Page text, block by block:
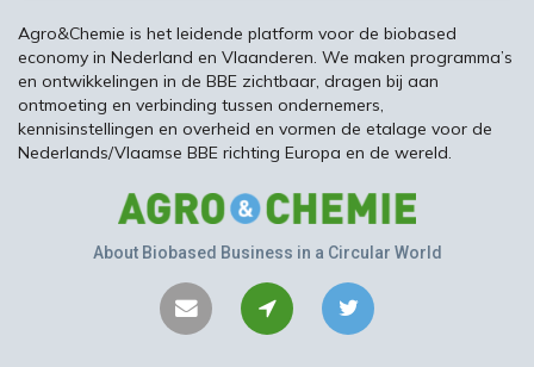
Agro&Chemie is het leidende platform voor de biobased
economy in Nederland en Vlaanderen. We maken programma’s
en ontwikkelingen in de BBE zichtbaar, dragen bij aan
ontmoeting en verbinding tussen ondernemers,
kennisinstellingen en overheid en vormen de etalage voor de
Nederlands/Vlaamse BBE richting Europa en de wereld.
About Biobased Business in a Circular World